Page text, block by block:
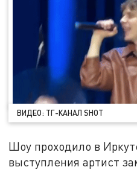
ВИДЕО: ТГ-КАНАЛ SHOT
Шоу проходило в
выступления артист